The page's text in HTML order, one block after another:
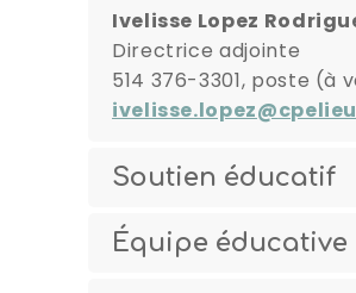
Ivelisse Lopez
Directrice adjointe
514 376-3301, poste (à
Soutien éducatif
Équipe éducative